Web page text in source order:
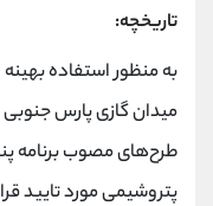
تاریخچه:
به منظور استفاده بهینه
میدان گازی پارس جنوبی
طرح‌های مصوب برنامه
پتروشیمی مورد تایید